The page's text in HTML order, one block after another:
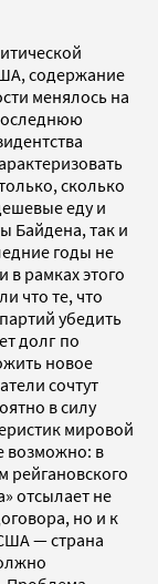
содержание
менялось на
сколько
еду и
Байдена, так и
годы не
рамках этого
что те, что
убедить
долг по
новое
сочтут
в силу
мировой
возможно: в
рейгановского
отсылает не
но и к
— страна